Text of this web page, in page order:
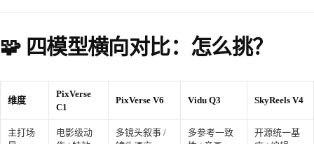
🧩 四模型横向对比：怎么挑？
维度
PixVerse
C1
PixVerse V6 Vidu Q3 SkyReels V4
主打场
电影级动
多镜头叙事 /
多参考一致
开源统一基